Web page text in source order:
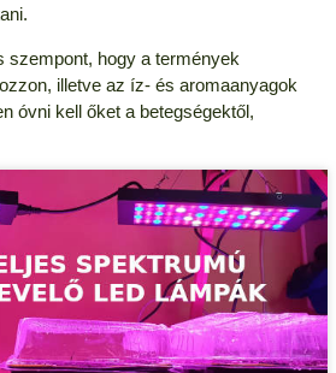
szempont, hogy a termények
illetve az íz- és aromaanyagok
óvni kell őket a betegségektől,